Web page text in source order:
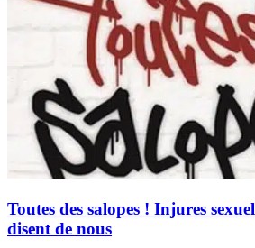
Toutes des salopes ! Injures
disent de nous